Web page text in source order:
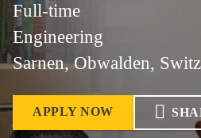
Full-time
Engineering
Sarnen, Obwalden,
APPLY NOW